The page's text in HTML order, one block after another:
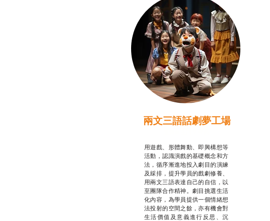
兩文三語話劇夢工場
用遊戲、形體舞動、即興構想等
活動，認識演戲的基礎概念和方
法，循序漸進地投入劇目的演練
及綵排，提升學員的戲劇修養、
用兩文三語表達自己的自信，以
至團隊合作精神。劇目挑選生活
化內容，為學員提供一個情緒想
法投射的空間之餘，亦有機會對
生活價值及意義進行反思、沉